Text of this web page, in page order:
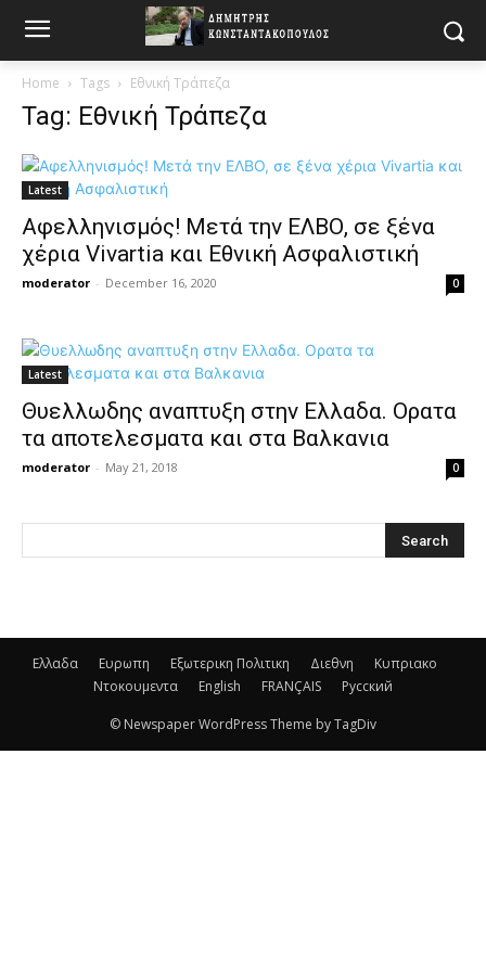
Home Tags Εθνική Τράπεζα
Tag: Εθνική Τράπεζα
Latest
Αφελληνισμός! Μετά την ΕΛΒΟ, σε ξένα
χέρια Vivartia και Εθνική Ασφαλιστική
moderator - December 16, 2020 0
Latest
Θυελλωδης αναπτυξη στην Ελλαδα. Ορατα
τα αποτελεσματα και στα Βαλκανια
moderator - May 21, 2018 0
Ελλαδα Ευρωπη Εξωτερικη Πολιτικη Διεθνη
Κυπριακο
Ντοκουμεντα
English FRANÇAIS Русский
© Newspaper WordPress Theme by TagDiv